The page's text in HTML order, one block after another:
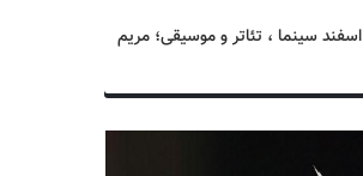
متولدین ۲۴ اسفند سینما ، تئاتر و موسیقی؛ مریم